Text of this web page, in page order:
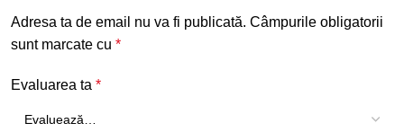
Adresa ta de email nu va fi publicată. Câmpurile obligatorii
sunt marcate cu *
Evaluarea ta *